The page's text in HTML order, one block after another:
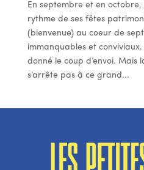
En septembre et en octobre,
rythme de ses fêtes
(bienvenue) au coeur de
immanquables et conviviaux.
donné le coup d’envoi. Mais
s’arrête pas à ce grand...